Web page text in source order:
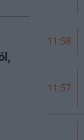
11:58
11:57